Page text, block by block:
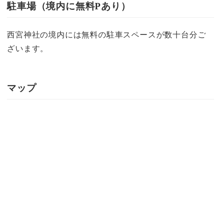
駐車場（境内に無料Pあり）
西宮神社の境内には無料の駐車スペースが数十台分ご
ざいます。
マップ